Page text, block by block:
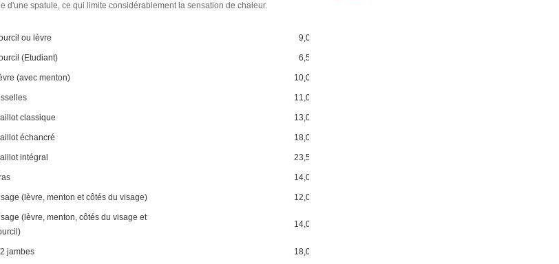
d'une spatule, ce qui limite considérablement la sensation de chaleur.
ou lèvre 9,00 €
(Etudiant) 6,50 €
(avec menton) 10,00 €
11,00 €
classique 13,00 €
échancré 18,00 €
intégral 23,50 €
14,00 €
(lèvre, menton et côtés du visage) 12,00 €
(lèvre, menton, côtés du visage et
14,00 €
jambes 18,00 €